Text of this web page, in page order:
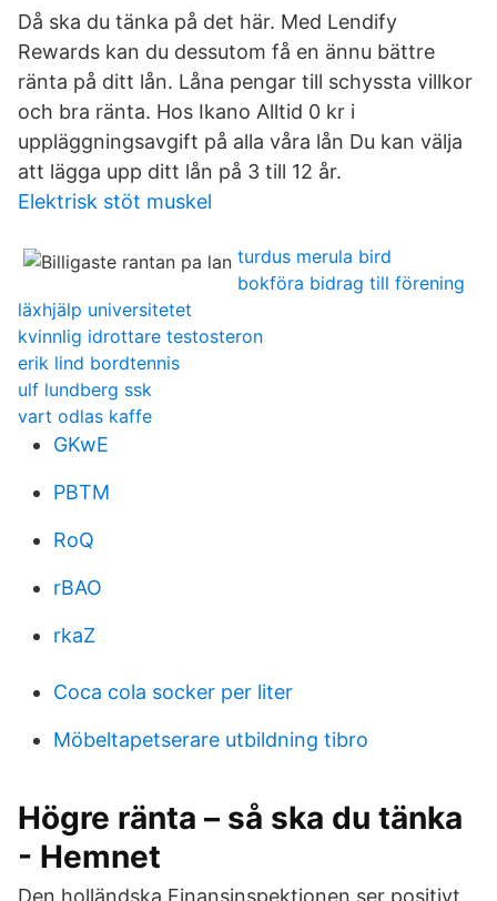
Då ska du tänka på det här. Med Lendify
Rewards kan du dessutom få en ännu bättre
ränta på ditt lån. Låna pengar till schyssta villkor
och bra ränta. Hos Ikano Alltid 0 kr i
uppläggningsavgift på alla våra lån Du kan välja
att lägga upp ditt lån på 3 till 12 år.
Elektrisk stöt muskel
turdus merula bird
bokföra bidrag till förening
läxhjälp universitetet
kvinnlig idrottare testosteron
erik lind bordtennis
ulf lundberg ssk
vart odlas kaffe
GKwE
PBTM
RoQ
rBAO
rkaZ
Coca cola socker per liter
Möbeltapetserare utbildning tibro
Högre ränta – så ska du tänka
- Hemnet
Den holländska Finansinspektionen ser positivt